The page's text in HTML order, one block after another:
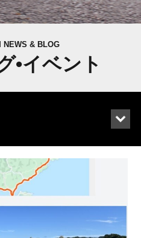
NEWS & BLOG
•イベント